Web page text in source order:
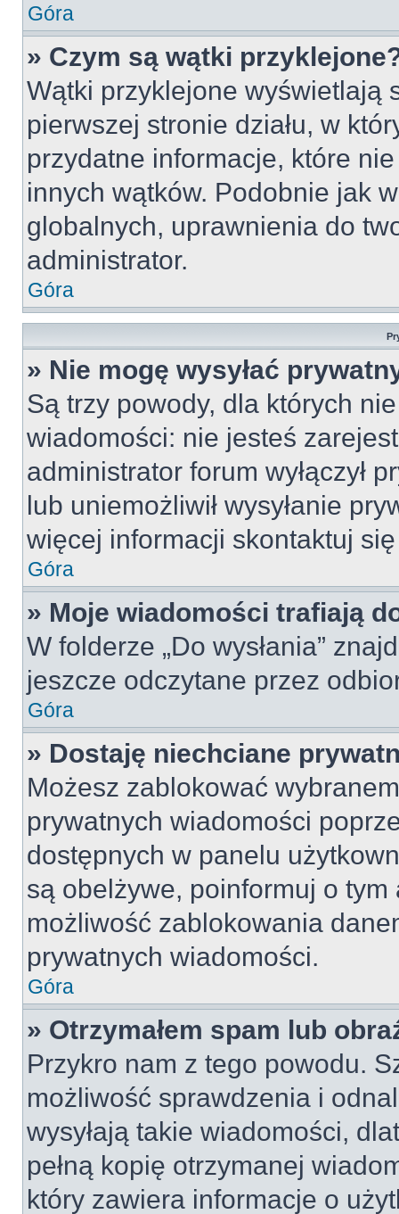
Góra
» Czym są wątki
Wątki przyklejone wyświetlają
pierwszej stronie działu, w
przydatne informacje, które
innych wątków. Podobnie jak
globalnych, uprawnienia do
administrator.
Góra
» Nie mogę wysyłać
Są trzy powody, dla których
wiadomości: nie jesteś
administrator forum wyłączył
lub uniemożliwił wysyłanie
więcej informacji skontaktuj
Góra
» Moje wiadomości trafiają
W folderze „Do wysłania”
jeszcze odczytane przez
Góra
» Dostaję niechciane
Możesz zablokować
prywatnych wiadomości
dostępnych w panelu
są obelżywe, poinformuj o
możliwość zablokowania
prywatnych wiadomości.
Góra
» Otrzymałem spam lub
Przykro nam z tego powodu.
możliwość sprawdzenia i
wysyłają takie wiadomości,
pełną kopię otrzymanej
który zawiera informacje o